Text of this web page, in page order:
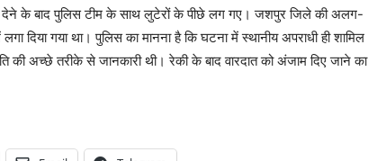
देने के बाद पुलिस टीम के साथ लुटेरों के पीछे लग गए। जशपुर जिले की अलग-
दिया गया था। पुलिस का मानना है कि घटना में स्थानीय अपराधी ही शामिल
की अच्छे तरीके से जानकारी थी। रेकी के बाद वारदात को अंजाम दिए जाने का